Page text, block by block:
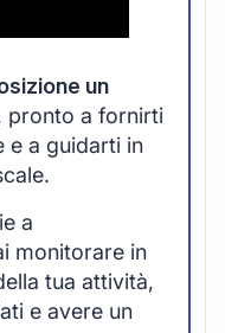
un
pronto a fornirti
e a guidarti in
a
monitorare in
tua attività,
e avere un